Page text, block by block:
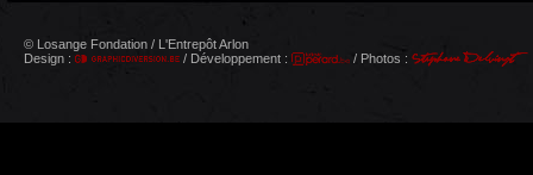
© Losange Fondation / L'Entrepôt Arlon
Design :
/ Développement : / Photos :